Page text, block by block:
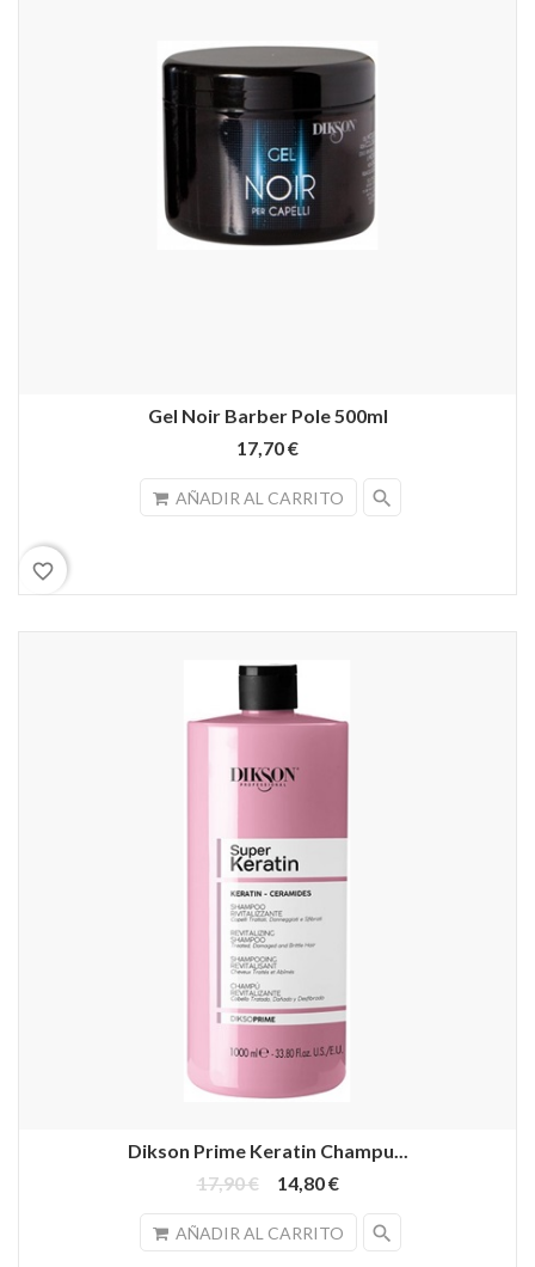
Gel Noir Barber Pole 500ml
17,70 €
AÑADIR AL CARRITO search
favorite_border
Dikson Prime Keratin Champu...
17,90 €
14,80 €
AÑADIR AL CARRITO search